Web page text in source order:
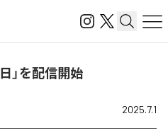
」を配信開始
2025.7.1